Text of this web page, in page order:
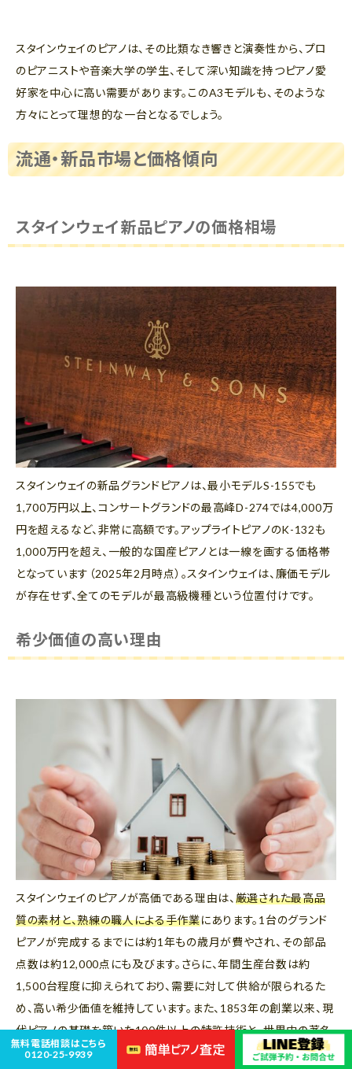
スタインウェイのピアノは、その比類なき響きと演奏性から、プロ
のピアニストや音楽大学の学生、そして深い知識を持つピアノ愛
好家を中心に高い需要があります。このA3モデルも、そのような
方々にとって理想的な一台となるでしょう。
流通・新品市場と価格傾向
スタインウェイ新品ピアノの価格相場
スタインウェイの新品グランドピアノは、最小モデルS-155でも
1,700万円以上、コンサートグランドの最高峰D-274では4,000万
円を超えるなど、非常に高額です。アップライトピアノのK-132も
1,000万円を超え、一般的な国産ピアノとは一線を画する価格帯
となっています（2025年2月時点）。スタインウェイは、廉価モデル
が存在せず、全てのモデルが最高級機種という位置付けです。
希少価値の高い理由
スタインウェイのピアノが高価である理由は、 厳選された最高品
質の素材と、熟練の職人による手作業にあります。1台のグランド
ピアノが完成するまでには約1年もの歳月が費やされ、その部品
点数は約12,000点にも及びます。さらに、年間生産台数は約
1,500台程度に抑えられており、需要に対して供給が限られるた
め、高い希少価値を維持しています。また、1853年の創業以来、現
代ピアノの基礎を築いた100件以上の特許技術と、世界中の著名
なピアニストに愛用され続けてきた歴史とブランド力も、その価値
無料電話相談はこちら
0120-25-9939